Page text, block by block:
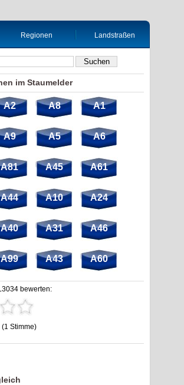
Regionen Landstraßen
im Staumelder
A2 A8 A1
A9 A5 A6
A81 A45 A61
A44 A10 A24
A40 A31 A46
A99 A43 A60
bewerten:
(1 Stimme)
Sperrung & Baustellen | Staumelder